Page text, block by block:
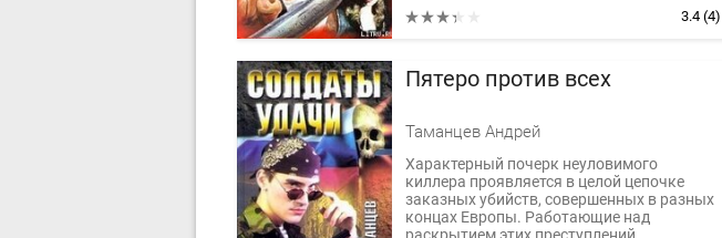
3.4 (4)
Пятеро против всех
Таманцев Андрей
Характерный почерк неуловимого
киллера проявляется в целой цепочке
заказных убийств, совершенных в разных
концах Европы. Работающие над